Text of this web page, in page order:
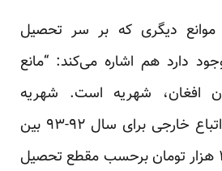
دیگری که بر سر تحصیل
دارد هم اشاره می‌کند: “مانع
افغان، شهریه است. شهریه
ثبت‌نام دانش‌آموزان اتباع خارجی برای سال ۹۲-۹۳ بین
۱۰۰ هزار تومان تا ۳۰۰ هزار تومان برحسب مقطع تحصیل